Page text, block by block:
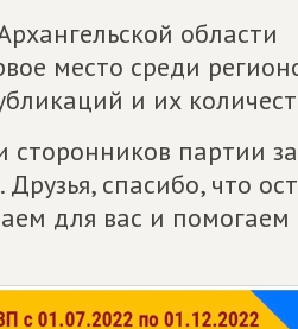
области
место среди
и их
сторонников партии за
спасибо, что
для вас и помогаем